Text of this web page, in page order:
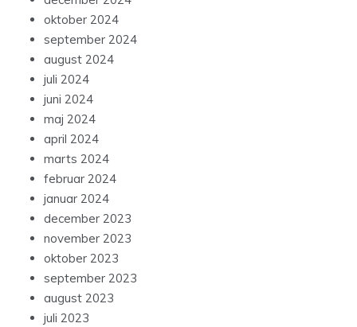
oktober 2024
september 2024
august 2024
juli 2024
juni 2024
maj 2024
april 2024
marts 2024
februar 2024
januar 2024
december 2023
november 2023
oktober 2023
september 2023
august 2023
juli 2023